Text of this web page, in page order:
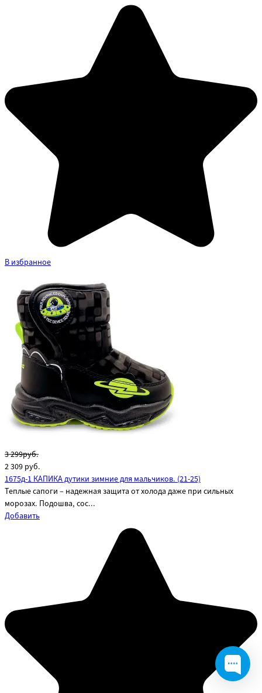
В избранное
3 299руб.
2 309 руб.
1675д-1 КАПИКА дутики зимние для мальчиков. (21-25)
Теплые сапоги – надежная защита от холода даже при сильных
морозах. Подошва, сос...
Добавить